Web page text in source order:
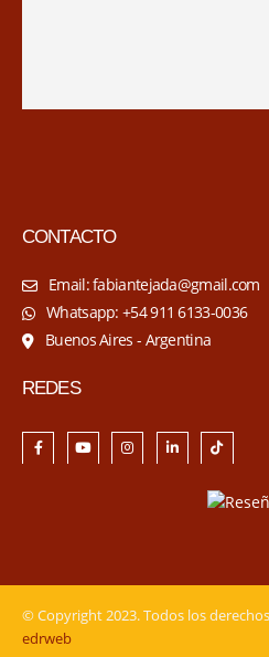
CONTACTO
Email: fabiantejada@gmail.com
Whatsapp: +54 911 6133-0036
Buenos Aires - Argentina
REDES
© Copyright 2023. Todos los
edrweb